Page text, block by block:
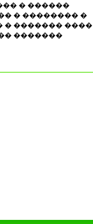
� ������
� �������� �
� ������� ����
�������